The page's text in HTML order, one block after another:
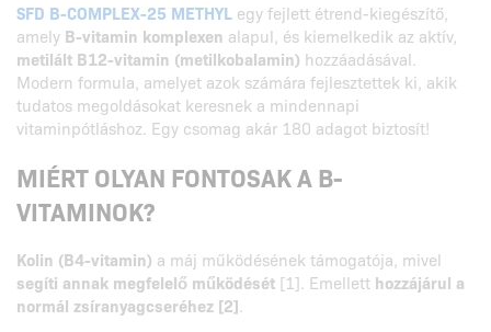
SFD B-COMPLEX-25 METHYL egy fejlett étrend-kiegészítő,
amely B-vitamin komplexen alapul, és kiemelkedik az aktív,
metilált B12-vitamin (metilkobalamin) hozzáadásával.
Modern formula, amelyet azok számára fejlesztettek ki, akik
tudatos megoldásokat keresnek a mindennapi
vitaminpótláshoz. Egy csomag akár 180 adagot biztosít!
MIÉRT OLYAN FONTOSAK A B-
VITAMINOK?
Kolin (B4-vitamin) a máj működésének támogatója, mivel
segíti annak megfelelő működését [1]. Emellett hozzájárul a
normál zsíranyagcseréhez [2].